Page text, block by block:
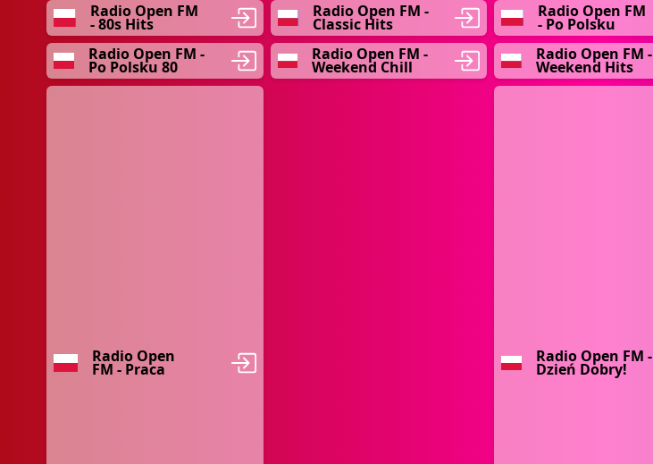
Radio Open FM
- 80s Hits
Radio Open FM -
Classic Hits
Radio Open FM
- Po Polsku
Radio Open FM -
Po Polsku 80
Radio Open FM -
Weekend Chill
Radio Open FM -
Weekend Hits
Radio Open
FM - Praca
Radio Open FM -
Dzień Dobry!